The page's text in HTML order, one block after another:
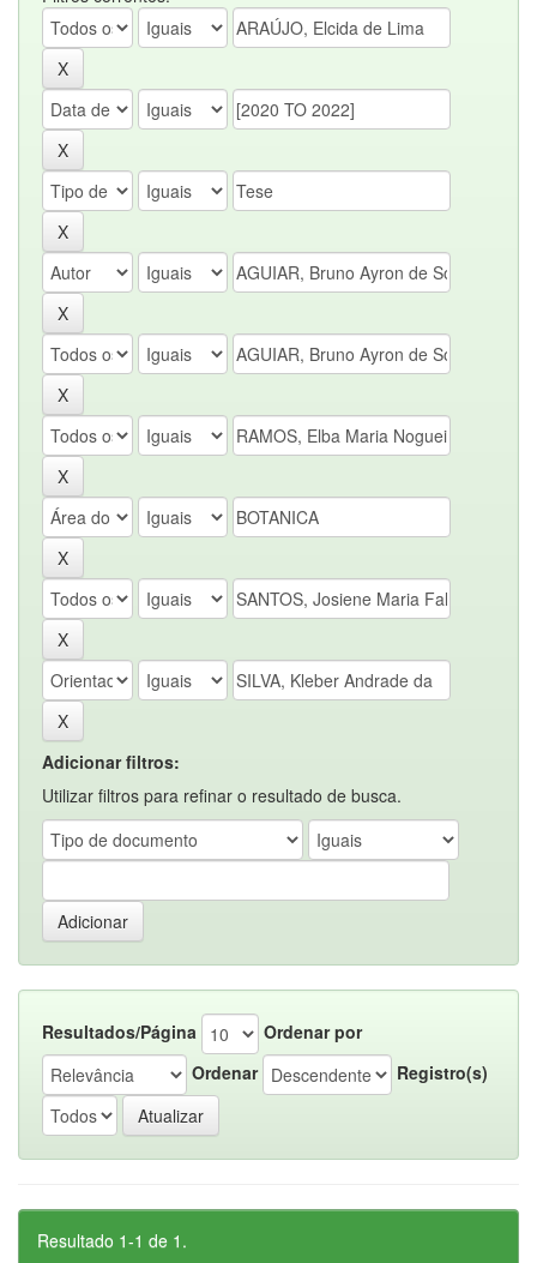
Adicionar filtros:
Utilizar filtros para refinar o resultado de busca.
Resultados/Página
Ordenar por
Ordenar
Registro(s)
Resultado 1-1 de 1.